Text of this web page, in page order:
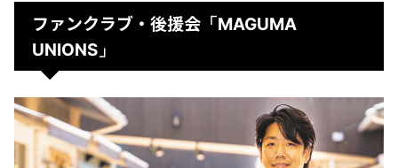
ファンクラブ・後援会 「MAGUMA
UNIONS」